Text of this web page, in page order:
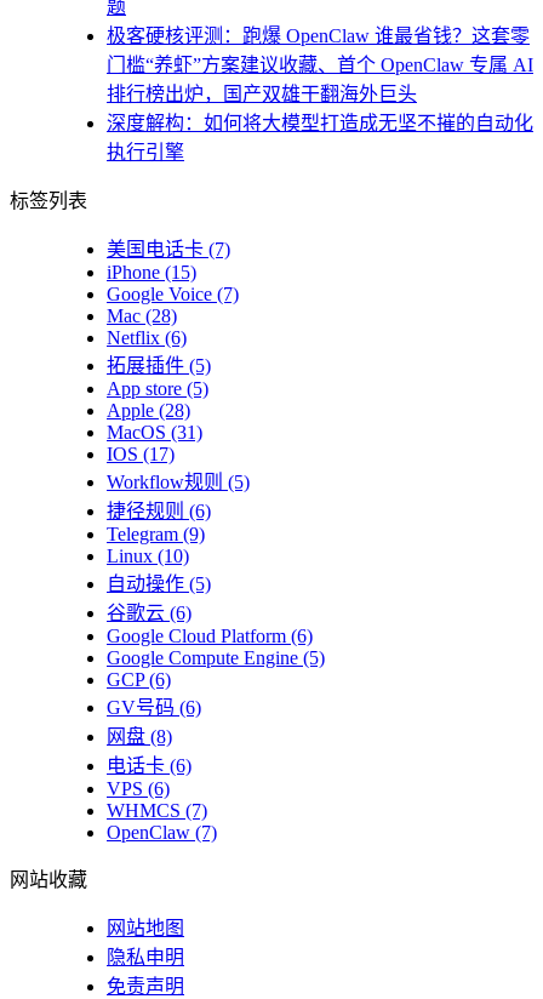
题
极客硬核评测：跑爆 OpenClaw 谁最省钱？这套零
门槛“养虾”方案建议收藏、首个 OpenClaw 专属 AI
排行榜出炉，国产双雄干翻海外巨头
深度解构：如何将大模型打造成无坚不摧的自动化
执行引擎
标签列表
美国电话卡 (7)
iPhone (15)
Google Voice (7)
Mac (28)
Netflix (6)
拓展插件 (5)
App store (5)
Apple (28)
MacOS (31)
IOS (17)
Workflow规则 (5)
捷径规则 (6)
Telegram (9)
Linux (10)
自动操作 (5)
谷歌云 (6)
Google Cloud Platform (6)
Google Compute Engine (5)
GCP(6)
GV号码 (6)
网盘 (8)
电话卡 (6)
VPS (6)
WHMCS (7)
OpenClaw (7)
网站收藏
网站地图
隐私申明
免责声明